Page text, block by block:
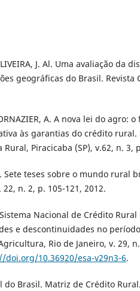
J. Al. Uma avaliação da
geográficas do Brasil. Revista
A. A nova lei do agro:
às garantias do crédito rural.
Rural, Piracicaba (SP), v.62, n. 3,
Sete teses sobre o mundo rural
n. 2, p. 105-121, 2012.
Nacional de Crédito
e descontinuidades no
Rio de Janeiro, v. 29,
doi.org/10.36920/esa-v29n3-6.
do Brasil. Matriz de Crédito